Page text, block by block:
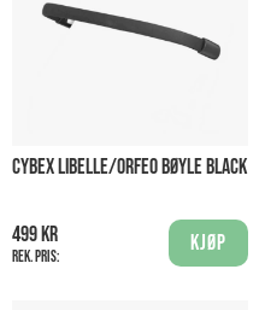
CYBEX LIBELLE/ORFEO BØYLE BLACK
499 kr
Rek. pris:
Kjøp